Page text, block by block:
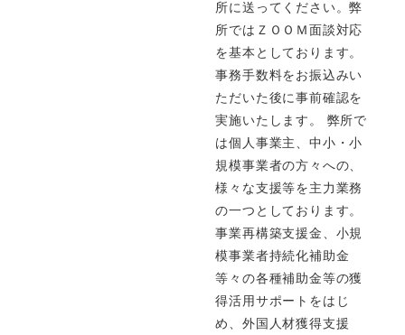
所に送ってください。弊
所ではＺＯＯＭ面談対応
を基本としております。
事務手数料をお振込みい
ただいた後に事前確認を
実施いたします。 弊所で
は個人事業主、中小・小
規模事業者の方々への、
様々な支援等を主力業務
の一つとしております。
事業再構築支援金、小規
模事業者持続化補助金
等々の各種補助金等の獲
得活用サポートをはじ
め、外国人材獲得支援